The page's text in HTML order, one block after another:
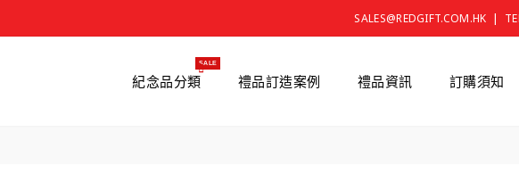
SALES@REDGIFT.COM.HK |
紀念品分類
SALE
禮品訂造案例 禮品資訊 訂購須知